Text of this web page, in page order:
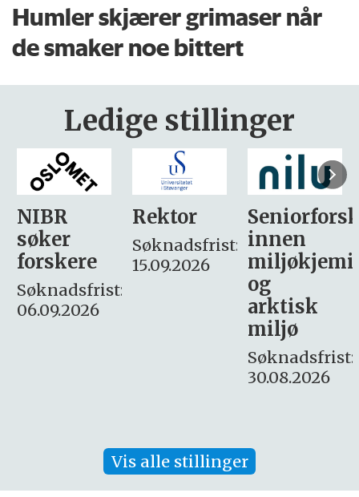
Humler skjærer grimaser når
de smaker noe bittert
Ledige stillinger
Rektor
Søknadsfrist:
15.09.2026
Seniorforsker
innen
miljøkjemi
søker
– fast
Søknadsfrist:
16. august.
Vis alle stillinger